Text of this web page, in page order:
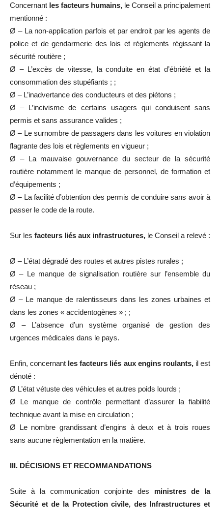
Concernant les facteurs humains, le Conseil a principalement
mentionné :
Ø – La non-application parfois et par endroit par les agents de
police et de gendarmerie des lois et règlements régissant la
sécurité routière ;
Ø – L’excès de vitesse, la conduite en état d’ébriété et la
consommation des stupéfiants ; ;
Ø – L’inadvertance des conducteurs et des piétons ;
Ø – L’incivisme de certains usagers qui conduisent sans
permis et sans assurance valides ;
Ø – Le surnombre de passagers dans les voitures en violation
flagrante des lois et règlements en vigueur ;
Ø – La mauvaise gouvernance du secteur de la sécurité
routière notamment le manque de personnel, de formation et
d’équipements ;
Ø – La facilité d’obtention des permis de conduire sans avoir à
passer le code de la route.
Sur les facteurs liés aux infrastructures, le Conseil a relevé :
Ø – L’état dégradé des routes et autres pistes rurales ;
Ø – Le manque de signalisation routière sur l’ensemble du
réseau ;
Ø – Le manque de ralentisseurs dans les zones urbaines et
dans les zones « accidentogènes » ; ;
Ø – L’absence d’un système organisé de gestion des
urgences médicales dans le pays.
Enfin, concernant les facteurs liés aux engins roulants,il est
dénoté :
Ø L’état vétuste des véhicules et autres poids lourds ;
Ø Le manque de contrôle permettant d’assurer la fiabilité
technique avant la mise en circulation ;
Ø Le nombre grandissant d’engins à deux et à trois roues
sans aucune règlementation en la matière.
III. DÉCISIONS ET RECOMMANDATIONS
Suite à la communication conjointe des ministres de la
Sécurité et de la Protection civile, des Infrastructures et